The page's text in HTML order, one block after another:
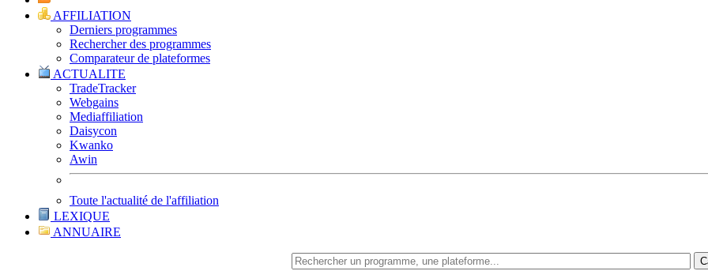
AFFILIATION
Derniers programmes
Rechercher des programmes
Comparateur de plateformes
ACTUALITE
TradeTracker
Webgains
Mediaffiliation
Daisycon
Kwanko
Awin
Toute l'actualité de l'affiliation
LEXIQUE
ANNUAIRE